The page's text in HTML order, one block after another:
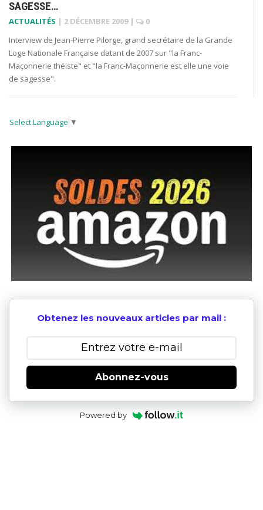
SAGESSE…
ACTUALITÉS | 2 DÉCEMBRE 2009 |
0
Interview de Jean-Pierre Pilorge, grand secrétaire de la Grande
Loge Nationale Française datant de 2007 sur "la Franc-
Maçonnerie théiste" et "la Franc-Maçonnerie est elle une voie
de sagesse".
Select Language ▼
Obtenez les nouveaux articles par mail :
Abonnez-vous
Powered by